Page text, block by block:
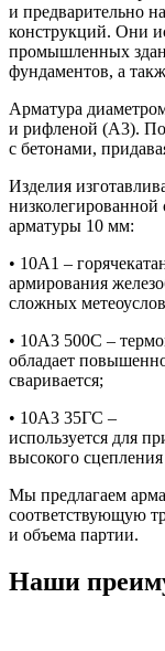
и предварительно
конструкций. Они
промышленных
фундаментов, а
Арматура
и рифленой (А3).
с бетонами,
Изделия
арматуры 10 мм:
• 10А1 –
армирования
сложных
• 10А3 500С –
обладает
сваривается;
• 10А3 35ГС –
используется для
высокого
Мы предлагаем
соответствующую
и объема партии.
Наши